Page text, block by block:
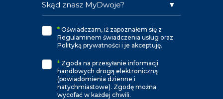
* Oświadczam, iż zapoznałem się z
Regulaminem świadczenia usług oraz
Polityką prywatności i je akceptuję.
* Zgoda na przesyłanie informacji
handlowych drogą elektroniczną
(powiadomienia dzienne i
natychmiastowe). Zgodę można
wycofać w każdej chwili.